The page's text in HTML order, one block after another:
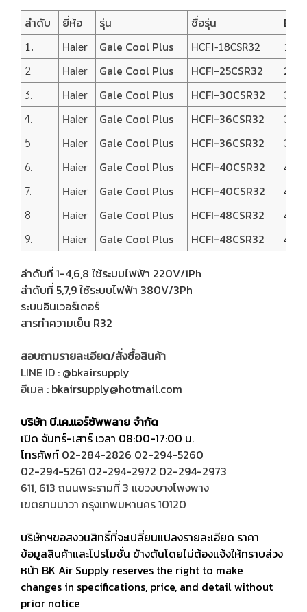
ลำดับ
ยี่ห้อ รุ่น ชื่อรุ่น BTU
1. Haier Gale Cool Plus HCFI-18CSR32
2. Haier Gale Cool Plus HCFI-25CSR32
3. Haier Gale Cool Plus HCFI-30CSR32
4. Haier Gale Cool Plus HCFI-36CSR32
5. Haier Gale Cool Plus HCFI-36CSR32
6. Haier Gale Cool Plus HCFI-40CSR32
7. Haier Gale Cool Plus HCFI-40CSR32
8. Haier Gale Cool Plus HCFI-48CSR32
9. Haier Gale Cool Plus HCFI-48CSR32
ลำดับที่ 1-4,6,8 ใช้ระบบไฟฟ้า 220V/1Ph
ลำดับที่ 5,7,9 ใช้ระบบไฟฟ้า 380V/3Ph
ระบบอินเวอร์เตอร์
สารทำความเย็น R32
สอบถามรายละเอียด/สั่งซื้อสินค้า
LINE ID : @bkairsupply
อีเมล : bkairsupply@hotmail.com
บริษัท บี.เค.แอร์ซัพพลาย จำกัด
เปิด จันทร์-เสาร์ เวลา 08:00-17:00 น.
โทรศัพท์ 02-284-2826 02-294-5260
02-294-5261 02-294-2972 02-294-2973
611, 613 ถนนพระรามที่ 3 แขวงบางโพงพาง
เขตยานนาวา กรุงเทพมหานคร 10120
บริษัทฯขอสงวนสิทธิ์ที่จะเปลี่ยนแปลงรายละเอียด ราคา
ข้อมูลสินค้าและโปรโมชั่น ข้างต้นโดยไม่ต้องแจ้งให้ทราบล่วง
หน้า BK Air Supply reserves the right to make
changes in specifications, price, and detail without
prior notice